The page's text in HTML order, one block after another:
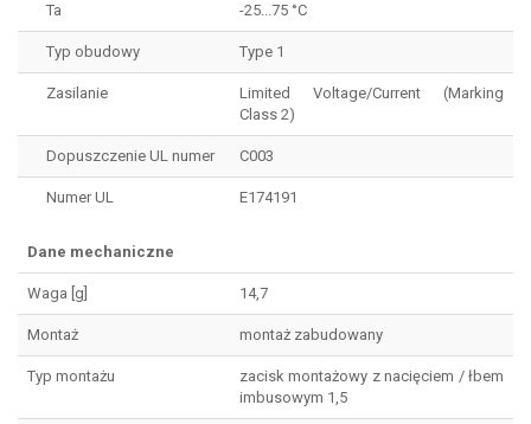
Ta -25...75 °C
Typ obudowy Type 1
Zasilanie
Limited Voltage/Current (Marking
Class 2)
Dopuszczenie UL numer C003
Numer UL E174191
Dane mechaniczne
Waga [g] 14,7
Montaż montaż zabudowany
Typ montażu
zacisk montażowy z nacięciem / łbem
imbusowym 1,5